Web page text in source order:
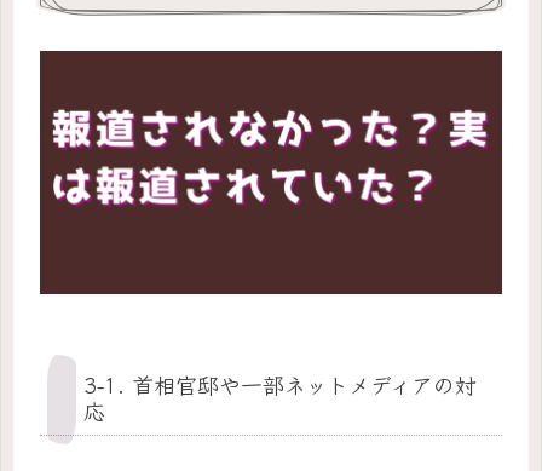
3-1. 首相官邸や一部ネットメディアの対
応